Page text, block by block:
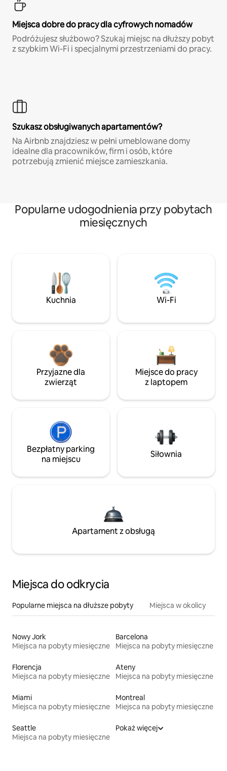
Miejsca dobre do pracy dla cyfrowych nomadów
Podróżujesz służbowo? Szukaj miejsc na dłuższy pobyt
z szybkim Wi-Fi i specjalnymi przestrzeniami do pracy.
Szukasz obsługiwanych apartamentów?
Na Airbnb znajdziesz w pełni umeblowane domy
idealne dla pracowników, firm i osób, które
potrzebują zmienić miejsce zamieszkania.
Popularne udogodnienia przy pobytach
miesięcznych
Kuchnia Wi-Fi
Przyjazne dla
zwierząt
Miejsce do pracy
z laptopem
Bezpłatny parking
na miejscu
Siłownia
Apartament z obsługą
Miejsca do odkrycia
Popularne miejsca na dłuższe pobyty Miejsca w okolicy
Nowy Jork
Miejsca na pobyty miesięczne
Barcelona
Miejsca na pobyty miesięczne
Florencja
Miejsca na pobyty miesięczne
Ateny
Miejsca na pobyty miesięczne
Miami
Miejsca na pobyty miesięczne
Montreal
Miejsca na pobyty miesięczne
Seattle
Miejsca na pobyty miesięczne
Pokaż więcej